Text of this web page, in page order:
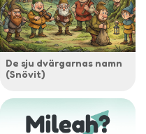
De sju dvärgarnas namn
(Snövit)